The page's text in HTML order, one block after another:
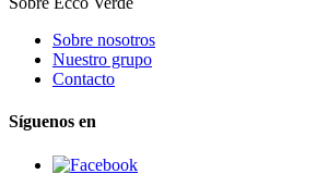
Sobre nosotros
Nuestro grupo
Contacto
Síguenos en